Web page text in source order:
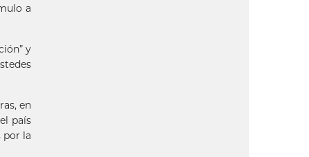
a
y
en
país
por la